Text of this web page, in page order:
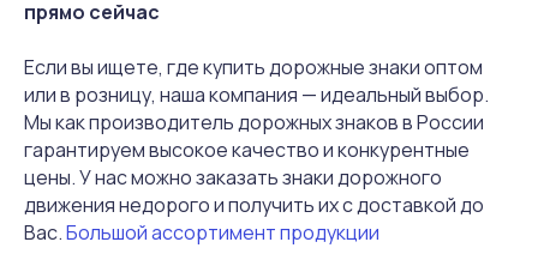
прямо сейчас
Если вы ищете, где купить дорожные знаки оптом
или в розницу, наша компания — идеальный выбор.
Мы как производитель дорожных знаков в России
гарантируем высокое качество и конкурентные
цены. У нас можно заказать знаки дорожного
движения недорого и получить их с доставкой до
Вас.Большой ассортимент продукции
Доставка
Контакты